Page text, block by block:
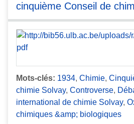
cinquième Conseil de
Mots-clés: 1934, Chimie,
chimie Solvay, Controverse,
international de chimie Solvay,
chimiques &amp; biologiques